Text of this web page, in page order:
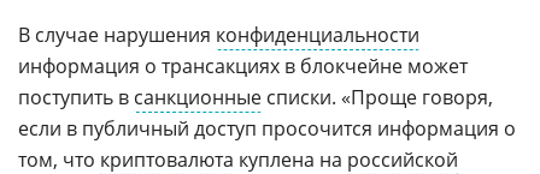
В случае нарушения конфиденциальности
информация о трансакциях в блокчейне может
поступить в санкционные списки. «Проще говоря,
если в публичный доступ просочится информация о
том, что криптовалюта куплена на российской